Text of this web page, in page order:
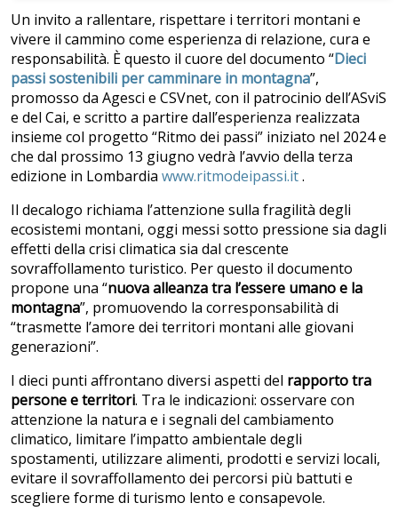
Un invito a rallentare, rispettare i territori montani e
vivere il cammino come esperienza di relazione, cura e
responsabilità. È questo il cuore del documento “Dieci
passi sostenibili per camminare in montagna”,
promosso da Agesci e CSVnet, con il patrocinio dell’ASviS
e del Cai, e scritto a partire dall’esperienza realizzata
insieme col progetto “Ritmo dei passi” iniziato nel 2024 e
che dal prossimo 13 giugno vedrà l’avvio della terza
edizione in Lombardia www.ritmodeipassi.it.
Il decalogo richiama l’attenzione sulla fragilità degli
ecosistemi montani, oggi messi sotto pressione sia dagli
effetti della crisi climatica sia dal crescente
sovraffollamento turistico. Per questo il documento
propone una “nuova alleanza tra l’essere umano e la
montagna”, promuovendo la corresponsabilità di
“trasmette l’amore dei territori montani alle giovani
generazioni”.
I dieci punti affrontano diversi aspetti del rapporto tra
persone e territori. Tra le indicazioni: osservare con
attenzione la natura e i segnali del cambiamento
climatico, limitare l’impatto ambientale degli
spostamenti, utilizzare alimenti, prodotti e servizi locali,
evitare il sovraffollamento dei percorsi più battuti e
scegliere forme di turismo lento e consapevole.